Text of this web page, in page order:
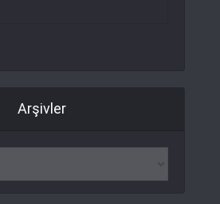
Arşivler